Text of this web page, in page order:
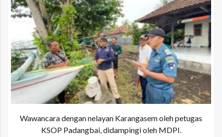
Wawancara dengan nelayan Karangasem oleh petugas
KSOP Padangbai, didampingi oleh MDPI.